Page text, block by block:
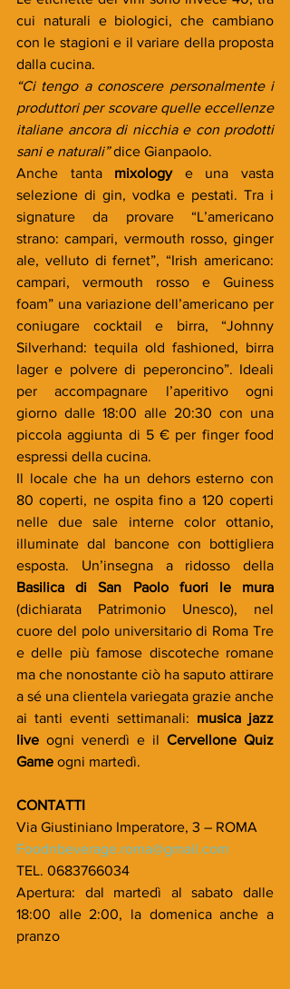
cui naturali e biologici, che cambiano
con le stagioni e il variare della proposta
dalla cucina.
“Ci tengo a conoscere personalmente i
produttori per scovare quelle eccellenze
italiane ancora di nicchia e con prodotti
sani e naturali” dice Gianpaolo.
Anche tanta mixology e una vasta
selezione di gin, vodka e pestati. Tra i
signature da provare “L’americano
strano: campari, vermouth rosso, ginger
ale, velluto di fernet”, “Irish americano:
campari, vermouth rosso e Guiness
foam” una variazione dell’americano per
coniugare cocktail e birra, “Johnny
Silverhand: tequila old fashioned, birra
lager e polvere di peperoncino”. Ideali
per accompagnare l’aperitivo ogni
giorno dalle 18:00 alle 20:30 con una
piccola aggiunta di 5 € per finger food
espressi della cucina.
Il locale che ha un dehors esterno con
80 coperti, ne ospita fino a 120 coperti
nelle due sale interne color ottanio,
illuminate dal bancone con bottigliera
Basilica di San Paolo fuori le mura
(dichiarata Patrimonio Unesco), nel
cuore del polo universitario di Roma Tre
e delle più famose discoteche romane
ma che nonostante ciò ha saputo attirare
a sé una clientela variegata grazie anche
ai tanti eventi settimanali: musica jazz
live ogni venerdì e il Cervellone Quiz
Game ogni martedì.
CONTATTI
Via Giustiniano Imperatore, 3 – ROMA
Foodnbeverage.roma@gmail.com
TEL. 0683766034
Apertura: dal martedì al sabato dalle
18:00 alle 2:00, la domenica anche a
pranzo